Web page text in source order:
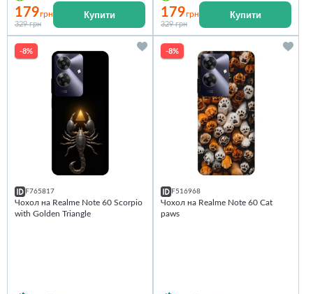
179грн
329 грн
Купити 179грн
329 грн
Купити
-8%
F765817
Чохол на Realme Note 60 Scorpio
with Golden Triangle
-8%
F516968
Чохол на Realme Note 60 Сat
paws